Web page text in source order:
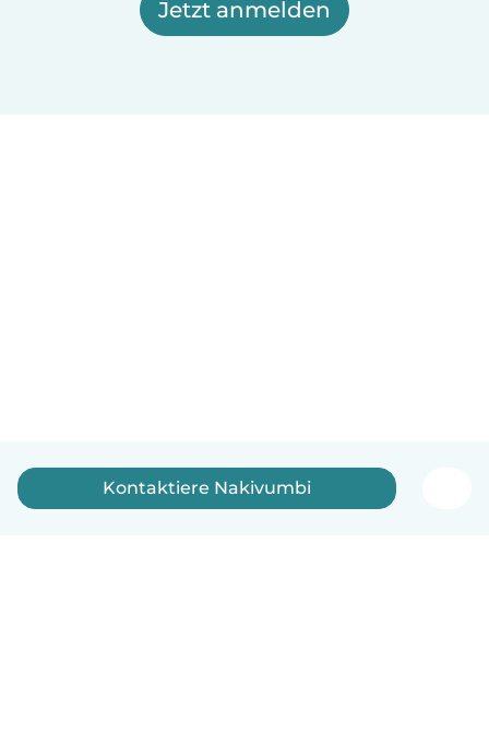
Jetzt anmelden
Kontaktiere Nakivumbi